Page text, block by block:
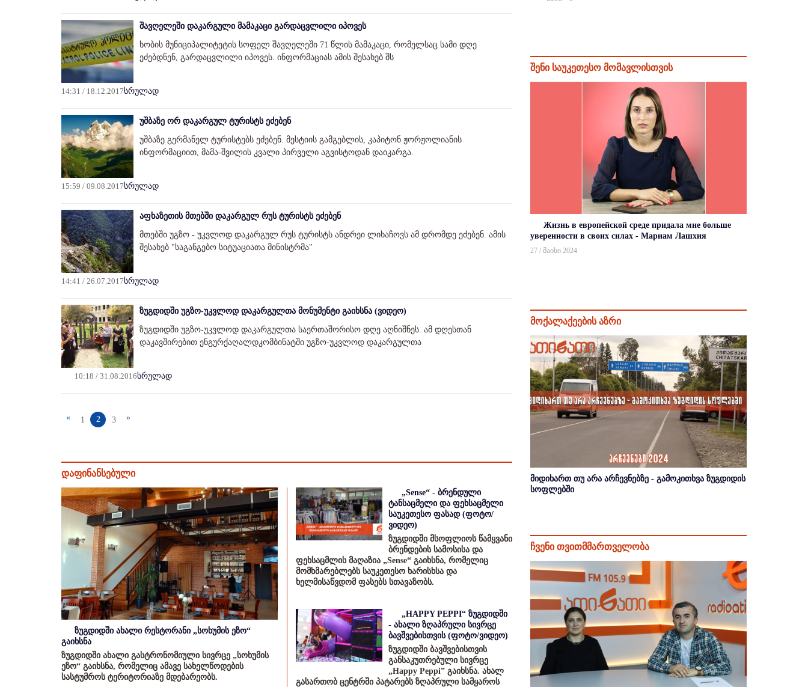
შავღელეში დაკარგული მამაკაცი გარდაცვლილი იპოვეს
ხობის მუნიციპალიტეტის სოფელ შავღელეში 71 წლის მამაკაცი, რომელსაც სამი დღე
ეძებდნენ, გარდაცვლილი იპოვეს. ინფორმაციას ამის შესახებ შს
14:31 / 18.12.2017სრულად
უშბაზე ორ დაკარგულ ტურისტს ეძებენ
უშბაზე გერმანელ ტურისტებს ეძებენ. მესტიის გამგებლის, კაპიტონ ჟორჟოლიანის
ინფორმაციით, მამა-შვილის კვალი პირველი აგვისტოდან დაიკარგა.
15:59 / 09.08.2017სრულად
აფხაზეთის მთებში დაკარგულ რუს ტურისტს ეძებენ
მთებში უგზო - უკვლოდ დაკარგულ რუს ტურისტს ანდრეი ლიხაჩოვს ამ დრომდე ეძებენ. ამის
შესახებ "საგანგებო სიტუაციათა მინისტრმა"
14:41 / 26.07.2017სრულად
ზუგდიდში უგზო-უკვლოდ დაკარგულთა მონუმენტი გაიხსნა (ვიდეო)
ზუგდიდში უგზო-უკვლოდ დაკარგულთა საერთაშორისო დღე აღნიშნეს. ამ დღესთან
დაკავშირებით ენგურქაღალდკომბინატში უგზო-უკვლოდ დაკარგულთა
10:18 / 31.08.2016სრულად
« 1 2 3 »
დაფინანსებული
ზუგდიდში ახალი რესტორანი „სოხუმის ეზო“
გაიხსნა
ზუგდიდში ახალი გასტრონომიული სივრცე „სოხუმის
ეზო“ გაიხსნა, რომელიც ამავე სახელწოდების
სასტუმროს ტერიტორიაზე მდებარეობს.
„Sense“ - ბრენდული
ტანსაცმელი და ფეხსაცმელი
საუკეთესო ფასად (ფოტო/
ვიდეო)
ზუგდიდში მსოფლიოს წამყვანი
ბრენდების სამოსისა და
ფეხსაცმლის მაღაზია „Sense“ გაიხსნა, რომელიც
მომხმარებლებს საუკეთესო ხარისხსა და
ხელმისაწვდომ ფასებს სთავაზობს.
„HAPPY PEPPI“ ზუგდიდში
- ახალი ზღაპრული სივრცე
ბავშვებისთვის (ფოტო/ვიდეო)
ზუგდიდში ბავშვებისთვის
განსაკუთრებული სივრცე
„Happy Peppi” გაიხსნა. ახალ
გასართობ ცენტრში პატარებს ზღაპრული სამყაროს
შენი საუკეთესო მომავლისთვის
Жизнь в европейской среде придала мне больше
уверенности в своих силах - Мариам Лашхия
27 / მაისი 2024
მოქალაქეების აზრი
მიდიხართ თუ არა არჩევნებზე - გამოკითხვა ზუგდიდის
სოფლებში
ჩვენი თვითმმართველობა